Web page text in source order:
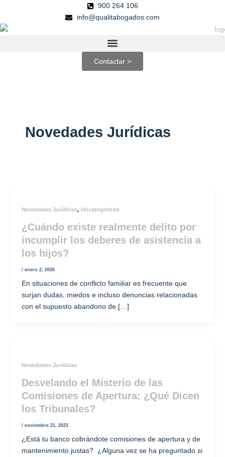
contenido
900 264 106
info@qualitabogados.com
Contactar >
Novedades Jurídicas
Novedades Jurídicas, Uncategorized
¿Cuándo existe realmente delito por
incumplir los deberes de asistencia a
los hijos?
/ enero 2, 2026
En situaciones de conflicto familiar es frecuente que
surjan dudas, miedos e incluso denuncias relacionadas
con el supuesto abandono de […]
Novedades Jurídicas
Desvelando el Misterio de las
Comisiones de Apertura: ¿Qué Dicen
los Tribunales?
/ noviembre 21, 2023
¿Está tu banco cobrándote comisiones de apertura y de
mantenimiento justas? ¿Alguna vez se ha preguntado si